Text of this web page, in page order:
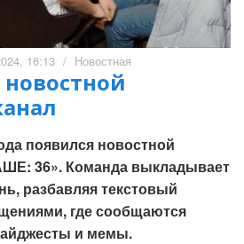
16:13 / Новостная
появился новостной
36». Команда выкладывает
разбавляя текстовый
где сообщаются
и мемы.